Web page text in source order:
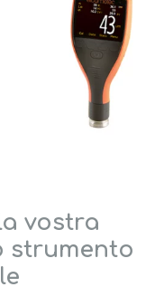
vostra
strumento